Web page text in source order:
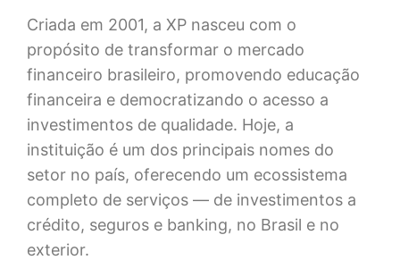
Criada em 2001, a XP nasceu com o
propósito de transformar o mercado
financeiro brasileiro, promovendo educação
financeira e democratizando o acesso a
investimentos de qualidade. Hoje, a
instituição é um dos principais nomes do
setor no país, oferecendo um ecossistema
completo de serviços — de investimentos a
crédito, seguros e banking, no Brasil e no
exterior.